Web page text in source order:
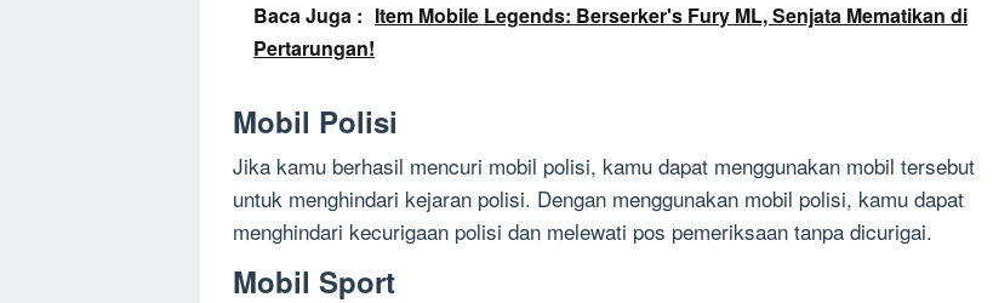
Baca Juga : Item Mobile Legends: Berserker's Fury ML, Senjata Mematikan di
Pertarungan!
Mobil Polisi
Jika kamu berhasil mencuri mobil polisi, kamu dapat menggunakan mobil tersebut
untuk menghindari kejaran polisi. Dengan menggunakan mobil polisi, kamu dapat
menghindari kecurigaan polisi dan melewati pos pemeriksaan tanpa dicurigai.
Mobil Sport